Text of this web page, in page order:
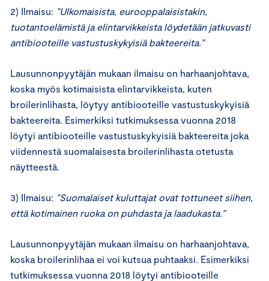
2) Ilmaisu: ”Ulkomaisista, eurooppalaisistakin,
tuotantoelämistä ja elintarvikkeista löydetään jatkuvasti
antibiooteille vastustuskykyisiä bakteereita.”
Lausunnonpyytäjän mukaan ilmaisu on harhaanjohtava,
koska myös kotimaisista elintarvikkeista, kuten
broilerinlihasta, löytyy antibiooteille vastustuskykyisiä
bakteereita. Esimerkiksi tutkimuksessa vuonna 2018
löytyi antibiooteille vastustuskykyisiä bakteereita joka
viidennestä suomalaisesta broilerinlihasta otetusta
näytteestä.
3) Ilmaisu: ”Suomalaiset kuluttajat ovat tottuneet siihen,
että kotimainen ruoka on puhdasta ja laadukasta.”
Lausunnonpyytäjän mukaan ilmaisu on harhaanjohtava,
koska broilerinlihaa ei voi kutsua puhtaaksi. Esimerkiksi
tutkimuksessa vuonna 2018 löytyi antibiooteille